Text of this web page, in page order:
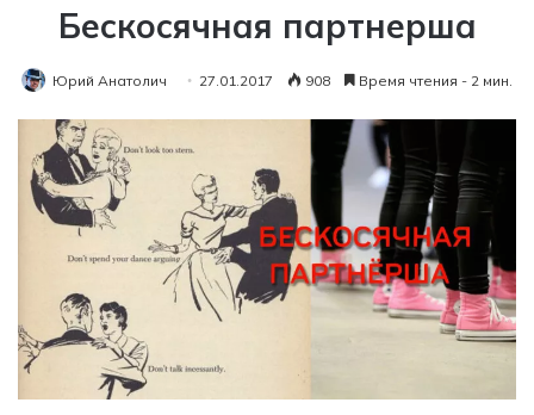
Бескосячная партнерша
Юрий Анатолич 27.01.2017 908 Время чтения - 2 мин.